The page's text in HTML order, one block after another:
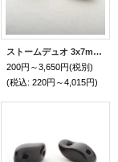
ストームデュオ 3x7mm チョークホワイト（約30/600個）
200円～3,650円(税別)
(税込: 220円～4,015円)